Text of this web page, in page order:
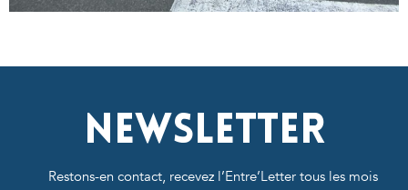
Newsletter
Restons-en contact, recevez l’Entre’Letter tous les mois